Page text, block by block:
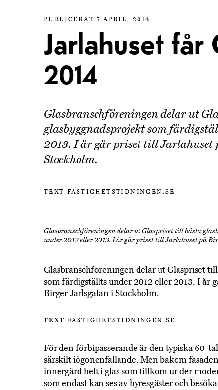
PUBLICERAT 7 APRIL, 2014
Jarlahuset får
2014
Glasbranschföreningen delar ut
glasbyggnadsprojekt som
2013. I år går priset till Jarlahuset
Stockholm.
TEXT FASTIGHETSTIDNINGEN.SE
Glasbranschföreningen delar ut Glaspriset till bästa
under 2012 eller 2013. I år går priset till Jarlahuset på
Glasbranschföreningen delar ut Glaspriset
som färdigställts under 2012 eller 2013. I år
Birger Jarlsgatan i Stockholm.
TEXT FASTIGHETSTIDNINGEN.SE
För den förbipasserande är den typiska 60-
särskilt iögonenfallande. Men bakom
innergård helt i glas som tillkom under
som endast kan ses av hyresgäster och